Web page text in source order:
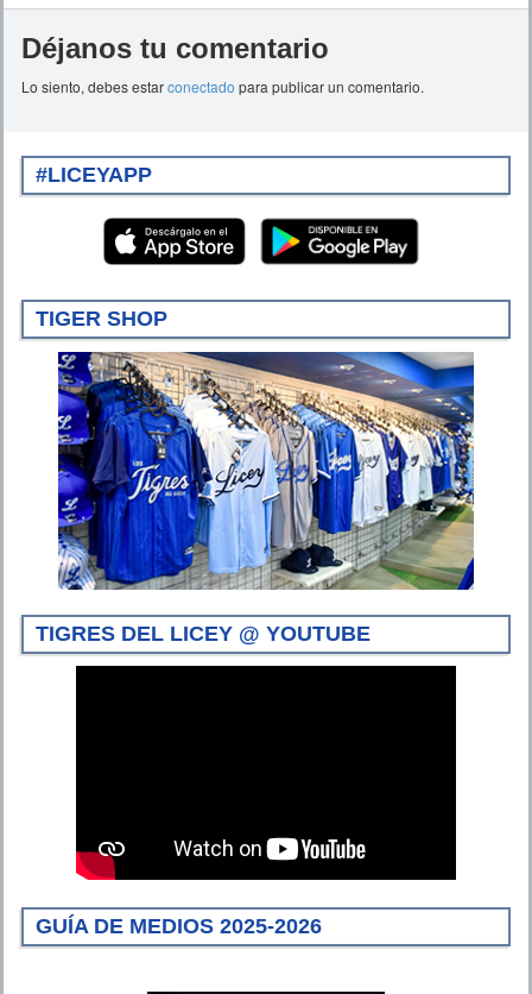
Déjanos tu comentario
Lo siento, debes estarconectado para publicar un comentario.
#LICEYAPP
TIGER SHOP
TIGRES DEL LICEY @ YOUTUBE
GUÍA DE MEDIOS 2025-2026